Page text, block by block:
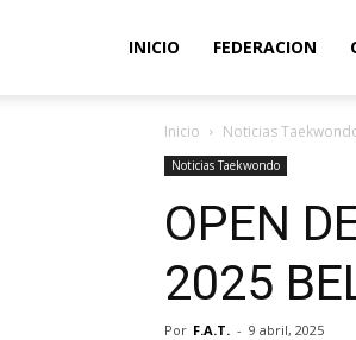
INICIO FEDERACION
Inicio Noticias
Noticias Taekwondo
OPEN
2025
Por F.A.T. - 9 abril, 2025